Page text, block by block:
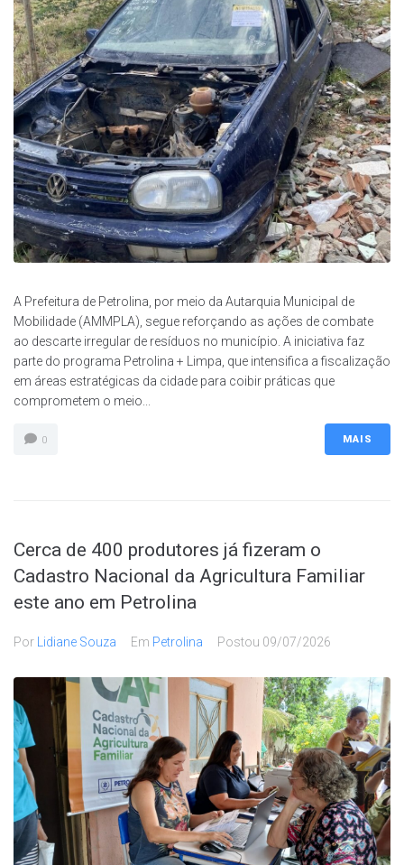
A Prefeitura de Petrolina, por meio da Autarquia Municipal de
Mobilidade (AMMPLA), segue reforçando as ações de combate
ao descarte irregular de resíduos no município. A iniciativa faz
parte do programa Petrolina + Limpa, que intensifica a fiscalização
em áreas estratégicas da cidade para coibir práticas que
comprometem o meio...
0 MAIS
Cerca de 400 produtores já fizeram o
Cadastro Nacional da Agricultura Familiar
este ano em Petrolina
Por Lidiane Souza Em Petrolina Postou 09/07/2026